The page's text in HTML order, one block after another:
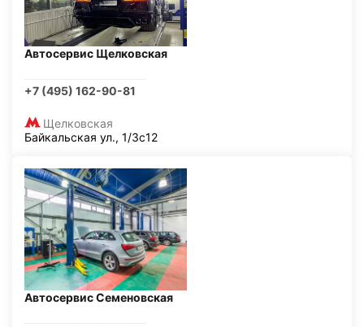
Автосервис Щелковская
+7 (495) 162-90-81
Щелковская
Байкальская ул., 1/3с12
Автосервис Семеновская